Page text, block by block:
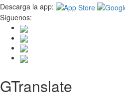
Descarga la app:
Síguenos:
GTranslate